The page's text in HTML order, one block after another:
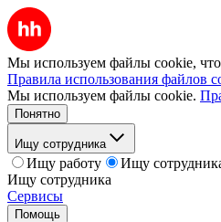
Мы используем файлы cookie,
Правила использования файлов
Мы используем файлы cookie.
Понятно
Ищу сотрудника
Ищу работу
Ищу
Ищу сотрудника
Сервисы
Помощь